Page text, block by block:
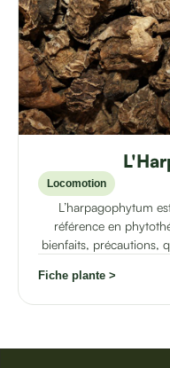
Locomotion
L’harpagophytum
référence en
bienfaits, précautions,
Fiche plante >